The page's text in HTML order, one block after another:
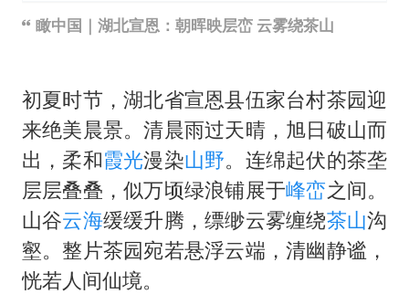
瞰中国｜湖北宣恩：朝晖映层峦 云雾绕茶山
初夏时节，湖北省宣恩县伍家台村茶园迎
来绝美晨景。清晨雨过天晴，旭日破山而
出，柔和霞光漫染山野。连绵起伏的茶垄
层层叠叠，似万顷绿浪铺展于峰峦之间。
山谷云海缓缓升腾，缥缈云雾缠绕茶山沟
壑。整片茶园宛若悬浮云端，清幽静谧，
恍若人间仙境。